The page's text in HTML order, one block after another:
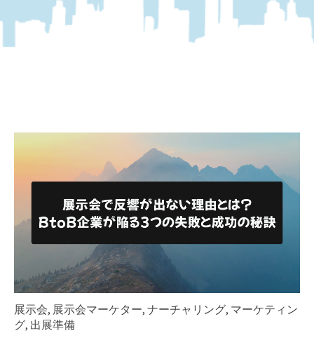
展示会, 展示会マーケター, ナーチャリング, マーケティン
グ, 出展準備